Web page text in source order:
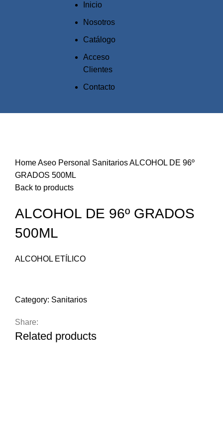
Inicio
Nosotros
Catálogo
Acceso
Clientes
Contacto
HomeAseo Personal SanitariosALCOHOL DE 96º
GRADOS 500ML
Back to products
ALCOHOL DE 96º GRADOS
500ML
ALCOHOL ETÍLICO
Category: Sanitarios
Share:
Related products